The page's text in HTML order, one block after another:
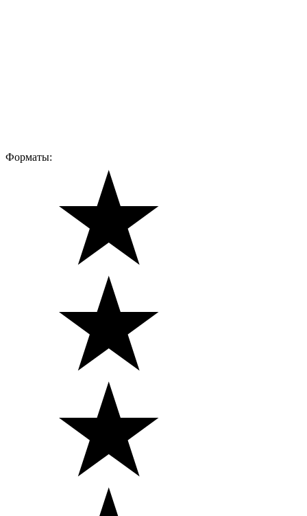
Форматы: